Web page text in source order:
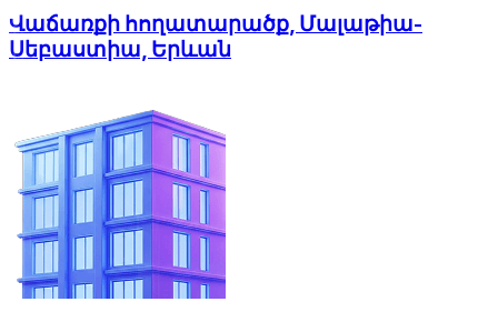
Վաճառքի հողատարածք, Մալաթիա-
Սեբաստիա, Երևան